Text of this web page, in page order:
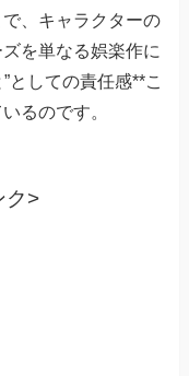
、キャラクターの
を単なる娯楽作に
としての責任感**こ
るのです。
ク>